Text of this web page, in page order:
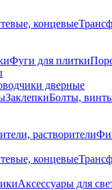
концевые
Фуги для плитки
дверные
ЗаклепкиБолты,
растворители
концевые
Аксессуары для